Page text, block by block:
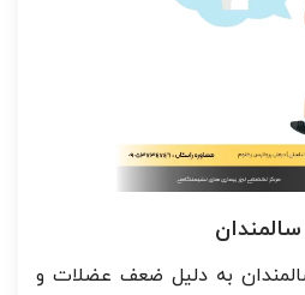
به دلیل ضعف عضلات و